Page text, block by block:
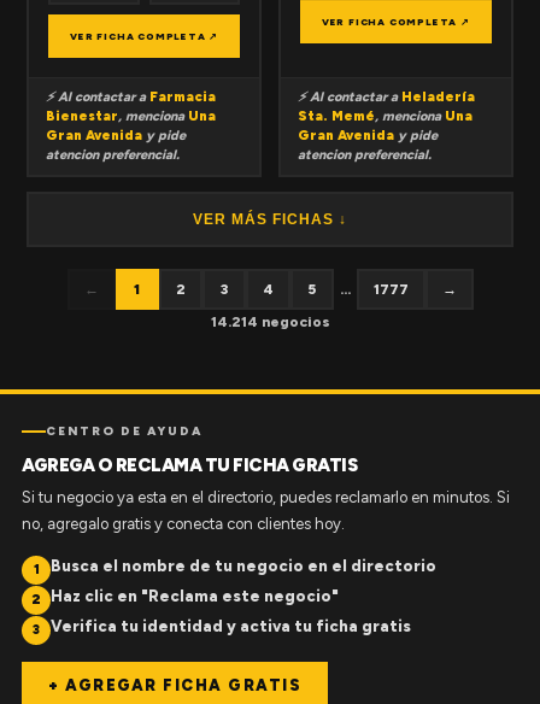
VER FICHA COMPLETA ↗
⚡ Al contactar a Farmacia
Bienestar, menciona Una
Gran Avenida y pide
atencion preferencial.
VER FICHA COMPLETA ↗
⚡ Al contactar a Heladería
Sta. Memé, menciona Una
Gran Avenida y pide
atencion preferencial.
VER MÁS FICHAS ↓
← 1 2 3 4 5 ... 1777
→
14.214 negocios
CENTRO DE AYUDA
AGREGA O RECLAMA TU FICHA GRATIS
Si tu negocio ya esta en el directorio, puedes reclamarlo en minutos. Si
no, agregalo gratis y conecta con clientes hoy.
1 Busca el nombre de tu negocio en el directorio
2 Haz clic en "Reclama este negocio"
3 Verifica tu identidad y activa tu ficha gratis
+ AGREGAR FICHA GRATIS